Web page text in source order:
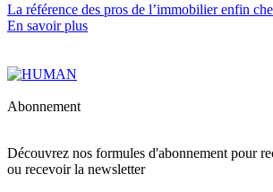
La référence des pros de l’immobilierenfin
En savoir plus
Abonnement
Découvrez nos formules d'abonnement pour
ou recevoir la newsletter